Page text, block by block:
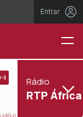
Entrar
Rádio
RTP África